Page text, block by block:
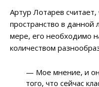
Артур Лотарев
пространство в данной
мере, его необходимо
количеством
— Мое мнение, и
того, что сейчас